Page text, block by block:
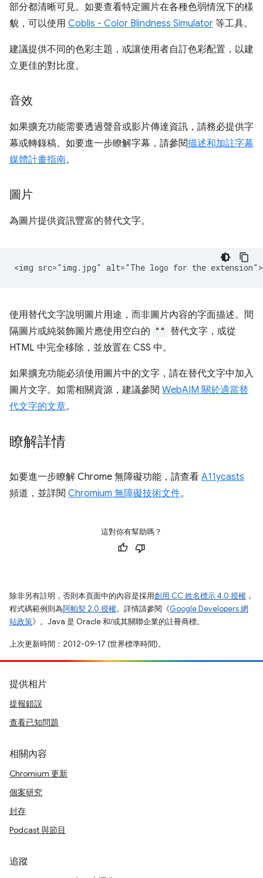
部分都清晰可見。如要查看特定圖片在各種色弱情況下的樣
貌，可以使用 Coblis - Color Blindness Simulator 等工具。
建議提供不同的色彩主題，或讓使用者自訂色彩配置，以建
立更佳的對比度。
音效
如果擴充功能需要透過聲音或影片傳達資訊，請務必提供字
幕或轉錄稿。如要進一步瞭解字幕，請參閱描述和加註字幕
媒體計畫指南。
圖片
為圖片提供資訊豐富的替代文字。
使用替代文字說明圖片用途，而非圖片內容的字面描述。間
隔圖片或純裝飾圖片應使用空白的 ""
替代文字，或從
HTML 中完全移除，並放置在 CSS 中。
如果擴充功能必須使用圖片中的文字，請在替代文字中加入
圖片文字。如需相關資源，建議參閱 WebAIM 關於適當替
代文字的文章。
瞭解詳情
如要進一步瞭解 Chrome 無障礙功能，請查看 A11ycasts
頻道，並詳閱 Chromium 無障礙技術文件。
這對你有幫助嗎？
除非另有註明，否則本頁面中的內容是採用創用 CC 姓名標示 4.0 授權 ，
程式碼範例則為阿帕契 2.0 授權。詳情請參閱《Google Developers 網
站政策》。Java 是 Oracle 和/或其關聯企業的註冊商標。
上次更新時間：2012-09-17 (世界標準時間)。
提供相片
提報錯誤
查看已知問題
相關內容
Chromium 更新
個案研究
封存
Podcast 與節目
追蹤